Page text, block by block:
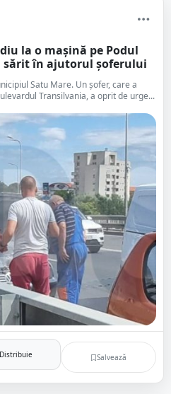
la o mașină pe Podul
sărit în ajutorul șoferului
Satu Mare. Un șofer, care a
Transilvania, a oprit de urge...
Salvează